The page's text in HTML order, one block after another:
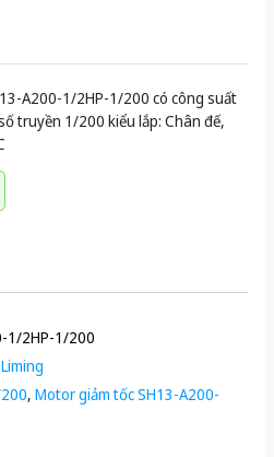
A200-1/2HP-1/200 có công suất
truyền 1/200 kiểu lắp: Chân đế,
1/2HP-1/200
, Motor giảm tốc SH13-A200-